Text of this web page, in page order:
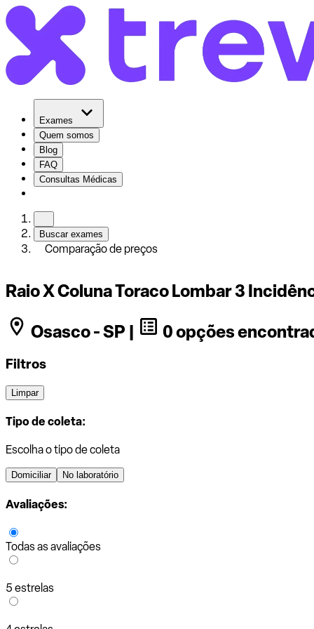
Exames
Quem somos
Blog
FAQ
Consultas Médicas
Buscar exames
Comparação de preços
Raio X Coluna Toraco Lombar 3
Osasco - SP |
0 opções
Filtros
Limpar
Tipo de coleta:
Escolha o tipo de coleta
Domiciliar No laboratório
Avaliações:
Todas as avaliações
5 estrelas